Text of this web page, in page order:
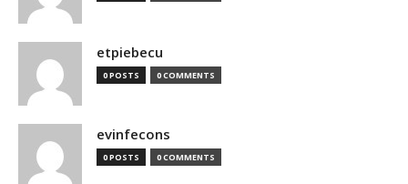
etpiebecu
0 POSTS 0 COMMENTS
evinfecons
0 POSTS 0 COMMENTS